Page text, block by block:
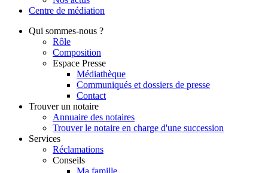
Centre de médiation
Qui sommes-nous ?
Rôle
Composition
Espace Presse
Médiathèque
Communiqués et dossiers de presse
Contact
Trouver un notaire
Annuaire des notaires
Trouver le notaire en charge d'une succession
Services
Réclamations
Conseils
Ma famille